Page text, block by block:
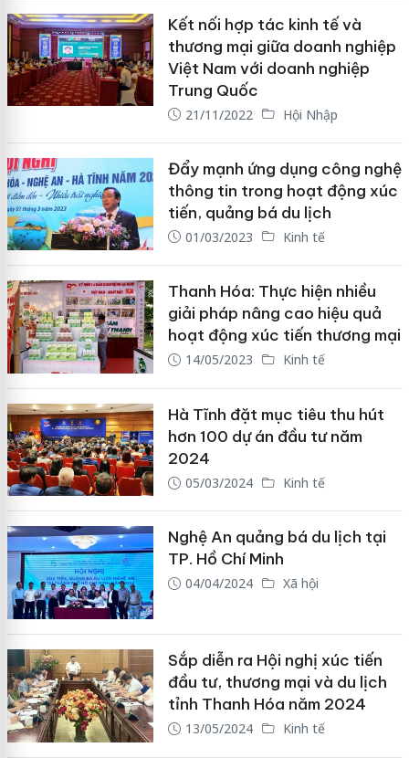
Kết nối hợp tác kinh tế và
thương mại giữa doanh nghiệp
Việt Nam với doanh nghiệp
Trung Quốc
21/11/2022 Hội Nhập
Đẩy mạnh ứng dụng công nghệ
thông tin trong hoạt động xúc
tiến, quảng bá du lịch
01/03/2023 Kinh tế
Thanh Hóa: Thực hiện nhiều
giải pháp nâng cao hiệu quả
hoạt động xúc tiến thương mại
14/05/2023 Kinh tế
Hà Tĩnh đặt mục tiêu thu hút
hơn 100 dự án đầu tư năm
2024
05/03/2024 Kinh tế
Nghệ An quảng bá du lịch tại
TP. Hồ Chí Minh
04/04/2024 Xã hội
Sắp diễn ra Hội nghị xúc tiến
đầu tư, thương mại và du lịch
tỉnh Thanh Hóa năm 2024
13/05/2024 Kinh tế